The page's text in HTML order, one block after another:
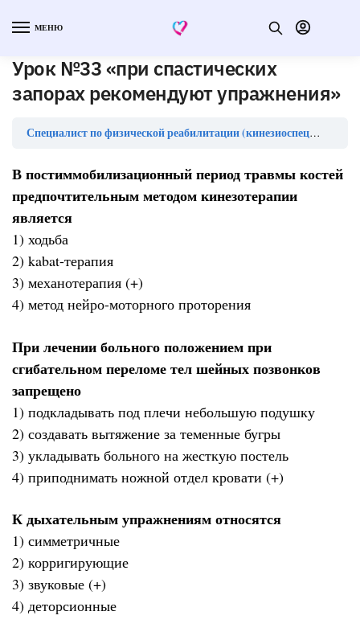
МЕНЮ
Урок №33 «при спастических
запорах рекомендуют упражнения»
Специалист по физической реабилитации (кинезиоспециалист) — тесты с ответами
В постиммобилизационный период травмы костей
предпочтительным методом кинезотерапии
является
1) ходьба
2) kabat-терапия
3) механотерапия (+)
4) метод нейро-моторного проторения
При лечении больного положением при
сгибательном переломе тел шейных позвонков
запрещено
1) подкладывать под плечи небольшую подушку
2) создавать вытяжение за теменные бугры
3) укладывать больного на жесткую постель
4) приподнимать ножной отдел кровати (+)
К дыхательным упражнениям относятся
1) симметричные
2) корригирующие
3) звуковые (+)
4) деторсионные